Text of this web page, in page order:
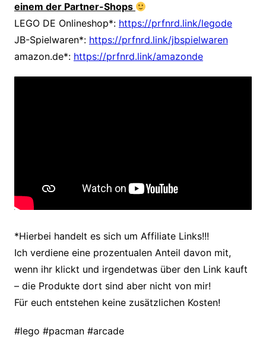
einem der Partner-Shops
LEGO DE Onlineshop*: https://prfnrd.link/legode
JB-Spielwaren*: https://prfnrd.link/jbspielwaren
amazon.de*: https://prfnrd.link/amazonde
*Hierbei handelt es sich um Affiliate Links!!!
Ich verdiene eine prozentualen Anteil davon mit,
wenn ihr klickt und irgendetwas über den Link kauft
– die Produkte dort sind aber nicht von mir!
Für euch entstehen keine zusätzlichen Kosten!
#lego #pacman #arcade